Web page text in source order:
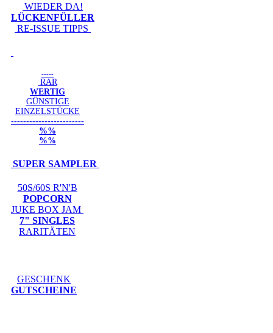
WIEDER DA!
LÜCKENFÜLLER
RE-ISSUE TIPPS
-----
RAR
WERTIG
GÜNSTIGE
EINZELSTÜCKE
------------------------
%%
%%
SUPER SAMPLER
50S/60S R'N'B
POPCORN
JUKE BOX JAM
7" SINGLES
RARITÄTEN
GESCHENK
GUTSCHEINE